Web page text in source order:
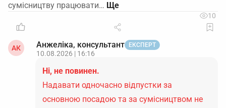
сумісництву працювати…
10
АК Анжеліка, консультант ЕКСПЕРТ
10.08.2026 | 16:16
Ні, не повинен.
Надавати одночасно відпустки за
основною посадою та за сумісництвом не